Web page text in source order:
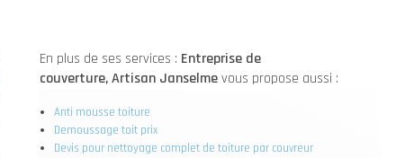
En plus de ses services : Entreprise de
couverture, Artisan Janselmevous propose aussi :
Anti mousse toiture
Demoussage toit prix
Devis pour nettoyage complet de toiture par couvreur